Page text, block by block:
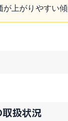
が上がりやすい
扱状況